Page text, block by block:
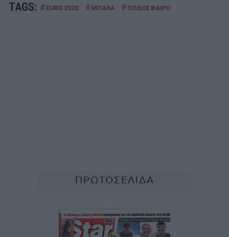
TAGS: # EURO 2020 # ΜΠΑΛΑ # ΠΟΔΟΣΦΑΙΡΟ